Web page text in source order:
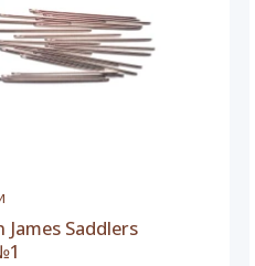
James Saddlers